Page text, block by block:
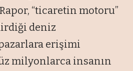
“ticaretin motoru”
deniz
pazarlara erişimi
milyonlarca insanın